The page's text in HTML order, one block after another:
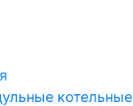
котельные